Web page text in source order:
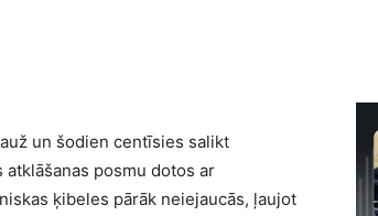
un šodien centīsies salikt
atklāšanas posmu dotos ar
ķibeles pārāk neiejaucās, ļaujot